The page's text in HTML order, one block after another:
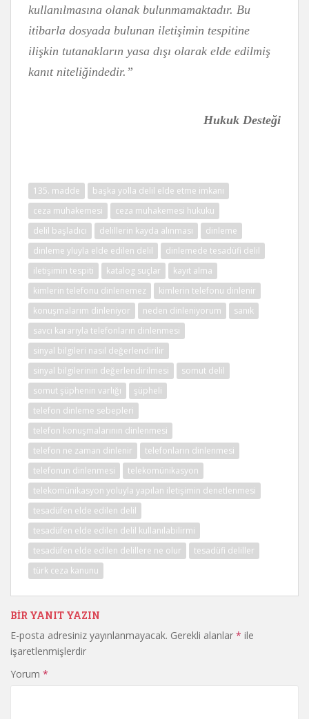
kullanılmasına olanak bulunmamaktadır. Bu
itibarla dosyada bulunan iletişimin tespitine
ilişkin tutanakların yasa dışı olarak elde edilmiş
kanıt niteliğindedir.”
Hukuk Desteği
135. madde
başka yolla delil elde etme imkanı
ceza muhakemesi
ceza muhakemesi hukuku
delil başladıcı
delillerin kayda alınması
dinleme
dinleme yluyla elde edilen delil
dinlemede tesadüfi delil
iletişimin tespiti
katalog suçlar
kayıt alma
kimlerin telefonu dinlenemez
kimlerin telefonu dinlenir
konuşmalarım dinleniyor
neden dinleniyorum
sanık
savcı kararıyla telefonların dinlenmesi
sinyal bilgileri nasıl değerlendirilir
sinyal bilgilerinin değerlendirilmesi
somut delil
somut şüphenin varlığı
şüpheli
telefon dinleme sebepleri
telefon konuşmalarının dinlenmesi
telefon ne zaman dinlenir
telefonların dinlenmesi
telefonun dinlenmesi
telekomünikasyon
telekomünikasyon yoluyla yapılan iletişimin denetlenmesi
tesadüfen elde edilen delil
tesadüfen elde edilen delil kullanılabilirmi
tesadüfen elde edilen delillere ne olur
tesadüfi deliller
türk ceza kanunu
BIR YANIT YAZIN
E-posta adresiniz yayınlanmayacak. Gerekli alanlar * ile
işaretlenmişlerdir
Yorum *